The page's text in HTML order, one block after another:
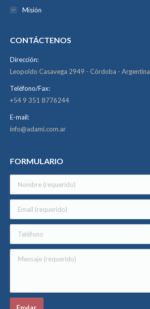
Misión
CONTÁCTENOS
Dirección:
Leopoldo Casavega 2949 - Córdoba - Argentina
Teléfono/Fax:
+54 9 351 8776244
E-mail:
info@adami.com.ar
FORMULARIO